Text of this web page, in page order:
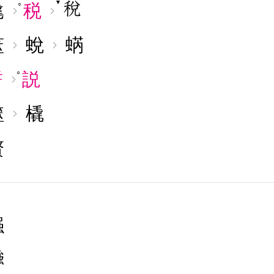
○ 税 ▼
蛻 蜹
○ 説
橇